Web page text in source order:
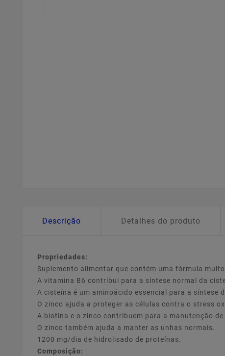
Descrição Detalhes do produto
Propriedades:
Suplemento alimentar que contém uma fórmula
A vitamina B6 contribui para a síntese normal da
A cisteína é um aminoácido essencial para a
O zinco ajuda a proteger as células contra o stress
A biotina e o zinco contribuem para a manutenção
O zinco também ajuda a manter as unhas normais.
1200 mg/dia de hidrolisado de proteínas.
Composição: